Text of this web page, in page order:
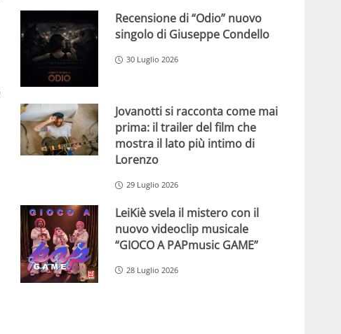
Recensione di “Odio” nuovo
singolo di Giuseppe Condello
30 Luglio 2026
Jovanotti si racconta come mai
prima: il trailer del film che
mostra il lato più intimo di
Lorenzo
29 Luglio 2026
LeiKiè svela il mistero con il
nuovo videoclip musicale
“GIOCO A PAPmusic GAME”
28 Luglio 2026